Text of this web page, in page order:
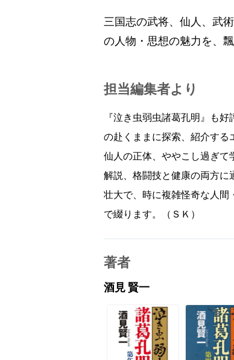
三国志の武将、仙人、武
の人物・思想の魅力を、
担当編集者より
『泣き虫弱虫諸葛孔明』も
の赴くままに探索、紹介する
仙人の正体、ややこし過ぎて
解説、格闘技と健康の両方
壮大で、時に複雑怪奇な人間
で綴ります。（ＳＫ）
著者
酒見 賢一